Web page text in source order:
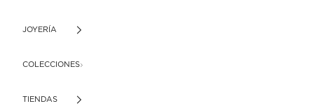
JOYERÍA
COLECCIONES
TIENDAS